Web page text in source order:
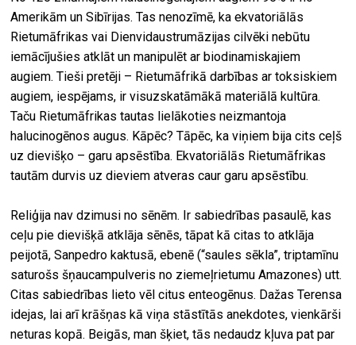
Amerikām un Sibīrijas. Tas nenozīmē, ka ekvatoriālās
Rietumāfrikas vai Dienvidaustrumāzijas cilvēki nebūtu
iemācījušies atklāt un manipulēt ar biodinamiskajiem
augiem. Tieši pretēji – Rietumāfrikā darbības ar toksiskiem
augiem, iespējams, ir visuzskatāmākā materiālā kultūra.
Taču Rietumāfrikas tautas lielākoties neizmantoja
halucinogēnos augus. Kāpēc? Tāpēc, ka viņiem bija cits ceļš
uz dievišķo – garu apsēstība. Ekvatoriālās Rietumāfrikas
tautām durvis uz dieviem atveras caur garu apsēstību.
Reliģija nav dzimusi no sēnēm. Ir sabiedrības pasaulē, kas
ceļu pie dievišķā atklāja sēnēs, tāpat kā citas to atklāja
peijotā, Sanpedro kaktusā, ebenē (“saules sēkla”, triptamīnu
saturošs šņaucampulveris no ziemeļrietumu Amazones) utt.
Citas sabiedrības lieto vēl citus enteogēnus. Dažas Terensa
idejas, lai arī krāšņas kā viņa stāstītās anekdotes, vienkārši
neturas kopā. Beigās, man šķiet, tās nedaudz kļuva pat par